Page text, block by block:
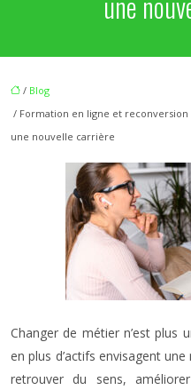
/ Blog
/ Formation en ligne et
une nouvelle carrière
Changer de métier n’est plus
en plus d’actifs envisagent
retrouver du sens,